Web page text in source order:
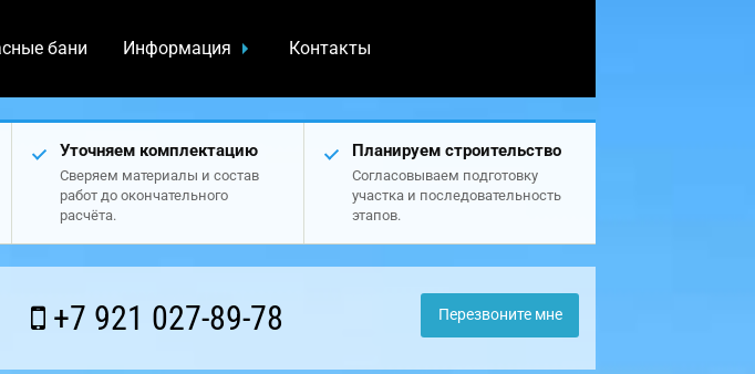
бани Информация Контакты
Уточняем комплектацию
Сверяем материалы и состав
работ до окончательного
расчёта.
Планируем строительство
Согласовываем подготовку
участка и последовательность
этапов.
+7 921 027-89-78 Перезвоните мне